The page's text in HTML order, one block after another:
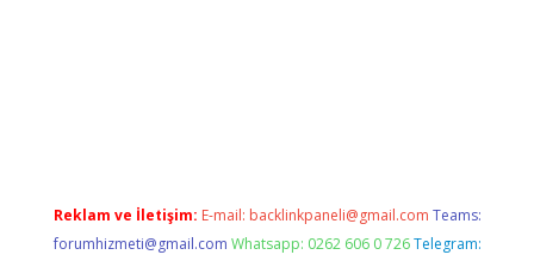
Reklam ve İletişim: E-mail: backlinkpaneli@gmail.com Teams:
forumhizmeti@gmail.com Whatsapp: 0262 606 0 726 Telegram: